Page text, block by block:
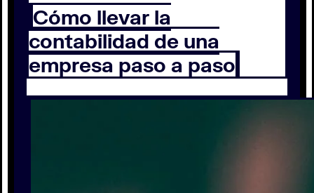
Cómo llevar la
contabilidad de una
empresa paso a paso